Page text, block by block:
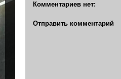
Комментариев нет:
Отправить комментарий